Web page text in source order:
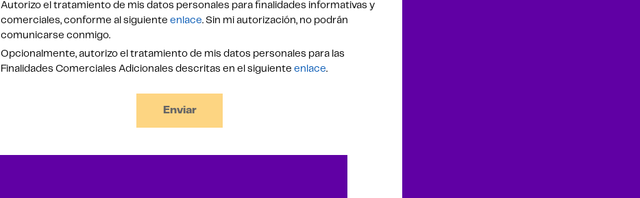
Autorizo el tratamiento de mis datos personales para finalidades informativas y
comerciales, conforme al siguiente enlace. Sin mi autorización, no podrán
comunicarse conmigo.
Opcionalmente, autorizo el tratamiento de mis datos personales para las
Finalidades Comerciales Adicionales descritas en el siguiente enlace.
Enviar